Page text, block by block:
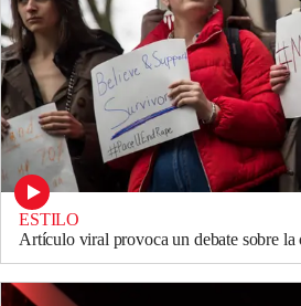
ESTILO
Artículo viral provoca un debate sobre la